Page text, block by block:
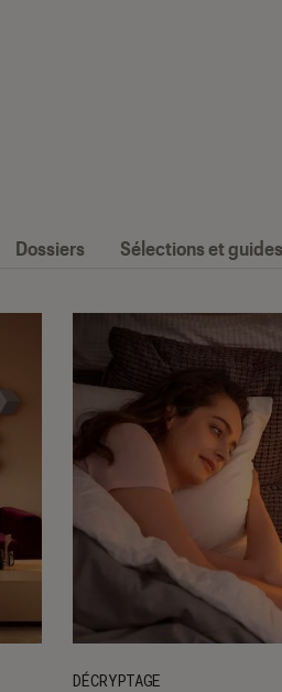
Dossiers Sélections et guides
DÉCRYPTAGE